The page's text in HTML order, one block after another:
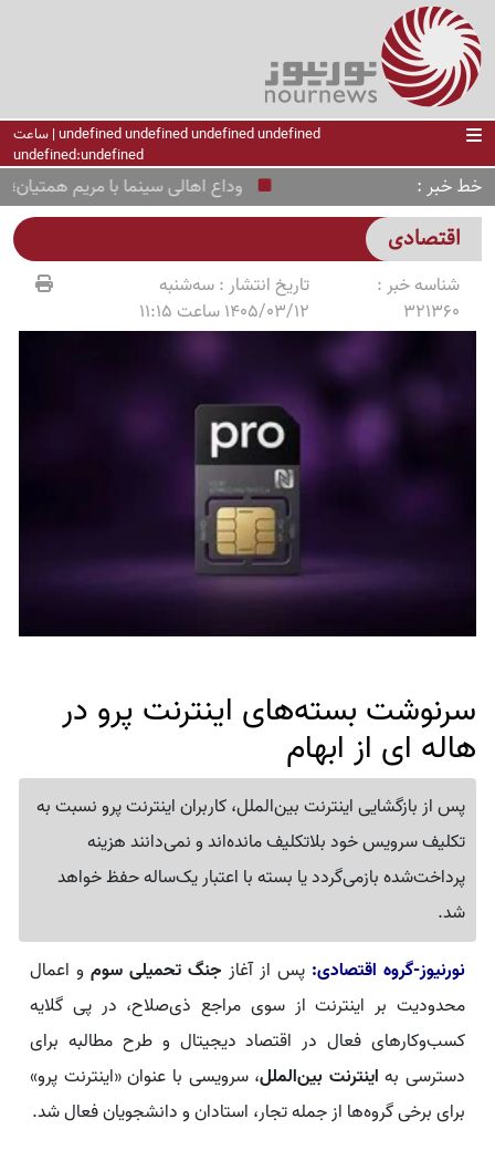
undefined undefined undefined undefined | ساعت
undefined:undefined
خط خبر وداع اهالی سینما با مریم همتیان؛ بازیگری که پس از 2 سال
اقتصادی
شناسه خبر :
321360
تاریخ انتشار :سه‌شنبه
1405/03/12 ساعت 11:15
سرنوشت بسته‌های اینترنت پرو در
هاله ای از ابهام
پس از بازگشایی اینترنت بین‌الملل، کاربران اینترنت پرو نسبت به
تکلیف سرویس خود بلاتکلیف مانده‌اند و نمی‌دانند هزینه
پرداخت‌شده بازمی‌گردد یا بسته با اعتبار یک‌ساله حفظ خواهد
شد.
نورنیوز-گروه اقتصادی: پس از آغاز جنگ تحمیلی سومو اعمال
محدودیت بر اینترنت از سوی مراجع ذی‌صلاح، در پی گلایه
کسب‌وکارهای فعال در اقتصاد دیجیتال و طرح مطالبه برای
دسترسی به اینترنت بین‌الملل، سرویسی با عنوان «اینترنت پرو»
برای برخی گروه‌ها از جمله تجار، استادان و دانشجویان فعال شد.